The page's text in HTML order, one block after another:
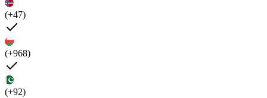
(+47)
(+968)
(+92)